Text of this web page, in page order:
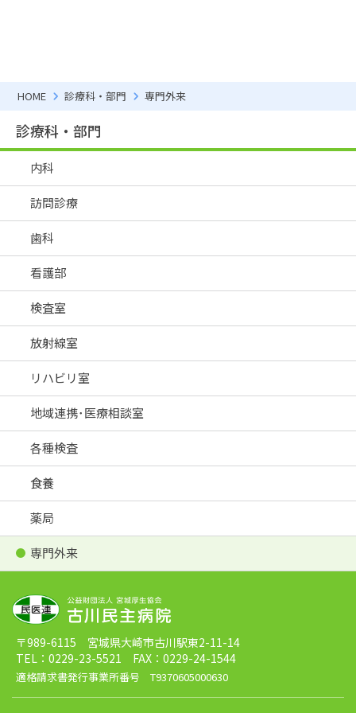
HOME 診療科・部門 専門外来
診療科・部門
内科
訪問診療
歯科
看護部
検査室
放射線室
リハビリ室
地域連携･医療相談室
各種検査
食養
薬局
専門外来
〒989-6115 宮城県大崎市古川駅東2-11-14
TEL：0229-23-5521 FAX：0229-24-1544
適格請求書発行事業所番号 T9370605000630